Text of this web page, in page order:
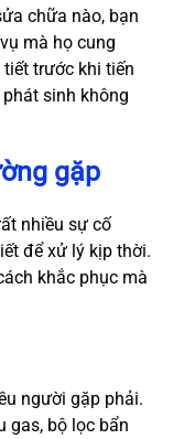
chữa nào, bạn
mà họ cung
trước khi tiến
sinh không
gặp
nhiều sự cố
để xử lý kịp thời.
khắc phục mà
người gặp phải.
gas, bộ lọc bẩn